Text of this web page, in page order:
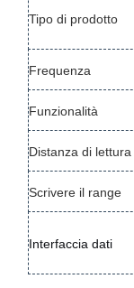
Tipo di prodotto
Frequenza
Funzionalità
Distanza di lettura
Scrivere il range
Interfaccia dati